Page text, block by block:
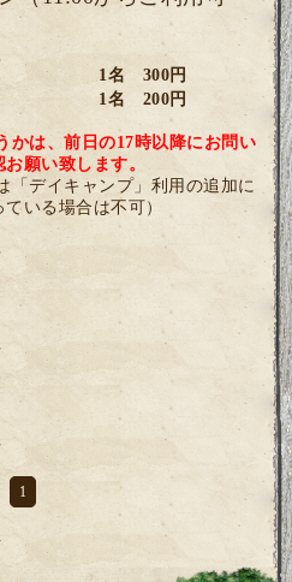
1名 300円
1名 200円
は、前日の17時以降にお問い
願い致します。
デイキャンプ」利用の追加に
いる場合は不可）
1